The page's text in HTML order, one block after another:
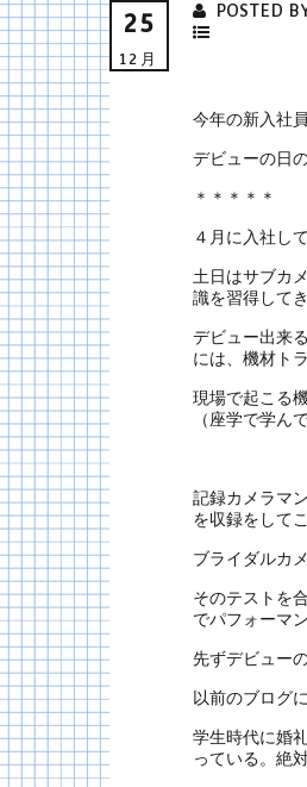
25
12月
POSTED
今年の新入社
デビューの日
＊＊＊＊＊
４月に入社し
土日はサブカ
識を習得してき
デビュー出来
には、機材ト
現場で起こる
（座学で学ん
記録カメラマ
を収録をして
ブライダルカ
そのテストを
でパフォーマ
先ずデビュー
以前のブログ
学生時代に婚
っている。絶